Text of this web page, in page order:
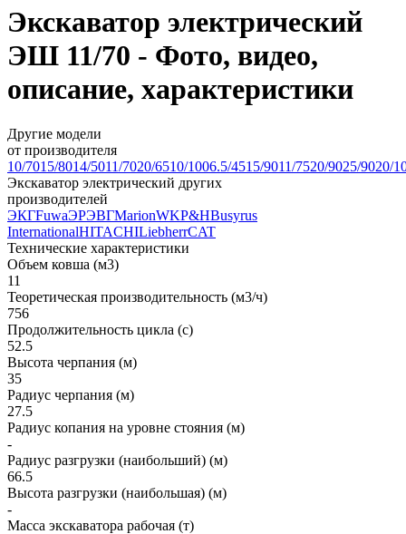
Экскаватор электрический
ЭШ 11/70 - Фото, видео,
описание, характеристики
Другие модели
от производителя
10/7015/8014/5011/7020/6510/1006.5/4515/9011/7520/9025/9020/
Экскаватор электрический других
производителей
ЭКГFuwaЭРЭВГMarionWKP&HBusyrus
InternationalHITACHILiebherrCAT
Технические характеристики
Объем ковша (м3)
11
Теоретическая производительность (м3/ч)
756
Продолжительность цикла (с)
52.5
Высота черпания (м)
35
Радиус черпания (м)
27.5
Радиус копания на уровне стояния (м)
-
Радиус разгрузки (наибольший) (м)
66.5
Высота разгрузки (наибольшая) (м)
-
Масса экскаватора рабочая (т)